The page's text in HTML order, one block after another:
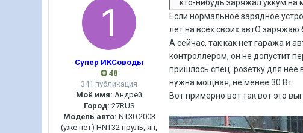
Супер ИКСоводы
48
341 публикация
Моё имя: Андрей
Город: 27RUS
Модель авто: NT30 2003
(уже нет) HNT32 пруль, яп,
кто-нибудь заряжал уккум на
Если нормальное зарядное
лет на всех своих автО заряжаю
А сейчас, так как нет гаража и
контроллером, он не допустит
пришлось спец. розетку для
нужна мощная, не менее 30 Вт.
Вот примерно вот так вот это